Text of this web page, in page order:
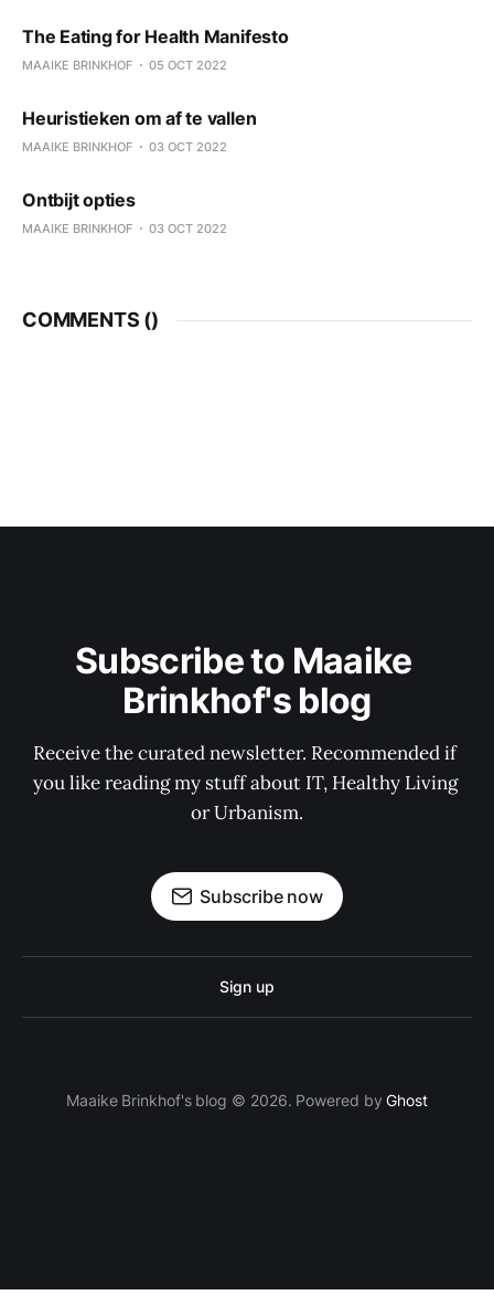
The Eating for Health Manifesto
MAAIKE BRINKHOF 05 OCT 2022
Heuristieken om af te vallen
MAAIKE BRINKHOF 03 OCT 2022
Ontbijt opties
MAAIKE BRINKHOF 03 OCT 2022
COMMENTS ()
Subscribe to Maaike
Brinkhof's blog
Receive the curated newsletter. Recommended if
you like reading my stuff about IT, Healthy Living
or Urbanism.
Subscribe now
Sign up
Maaike Brinkhof's blog © 2026. Powered byGhost